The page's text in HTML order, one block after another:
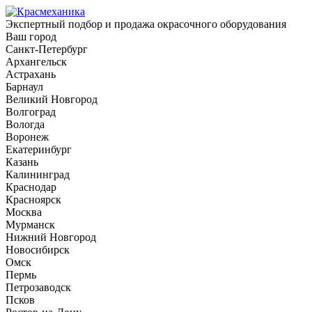
Экспертный подбор и продажа окрасочного оборудования
Ваш город
Санкт-Петербург
Архангельск
Астрахань
Барнаул
Великий Новгород
Волгоград
Вологда
Воронеж
Екатеринбург
Казань
Калининград
Краснодар
Красноярск
Москва
Мурманск
Нижний Новгород
Новосибирск
Омск
Пермь
Петрозаводск
Псков